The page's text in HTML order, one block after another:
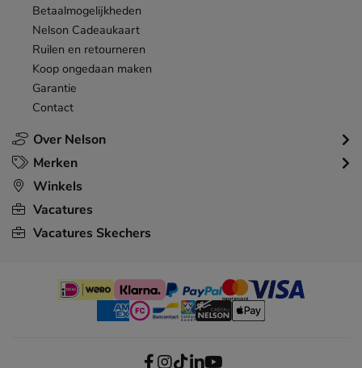
Over Nelson
Betaalmogelijkheden
Nelson Cadeaukaart
Ruilen en retourneren
Koop ongedaan maken
Garantie
Contact
Merken
Winkels
Vacatures
Vacatures Skechers